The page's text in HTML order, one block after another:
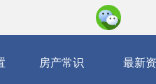
房产常识 最新